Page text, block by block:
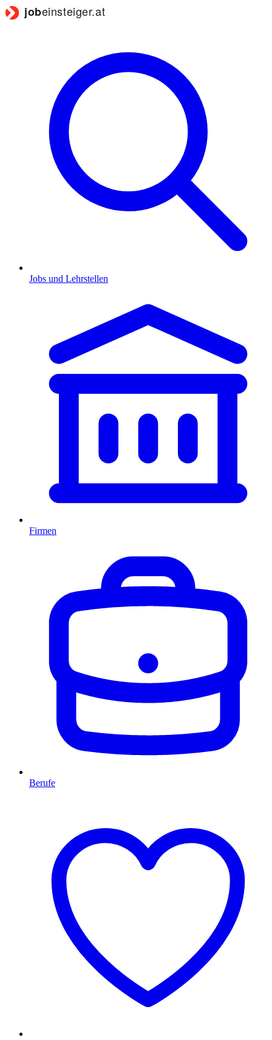
Jobs und Lehrstellen
Firmen
Berufe